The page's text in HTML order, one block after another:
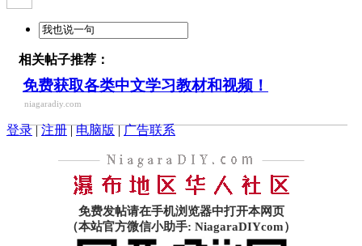
相关帖子推荐：
免费获取各类中文学习教材和视频！
niagaradiy.com
登录|注册|电脑版|广告联系
免费发帖请在手机浏览器中打开本网页
（本站官方微信小助手: NiagaraDIYcom）